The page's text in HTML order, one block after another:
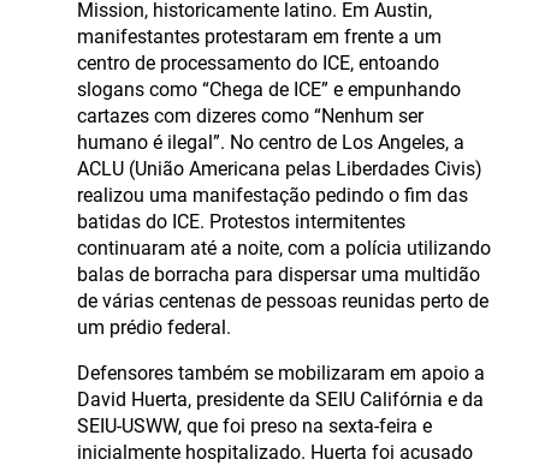
Mission, historicamente latino. Em Austin,
manifestantes protestaram em frente a um
centro de processamento do ICE, entoando
slogans como “Chega de ICE” e empunhando
cartazes com dizeres como “Nenhum ser
humano é ilegal”. No centro de Los Angeles, a
ACLU (União Americana pelas Liberdades Civis)
realizou uma manifestação pedindo o fim das
batidas do ICE. Protestos intermitentes
continuaram até a noite, com a polícia utilizando
balas de borracha para dispersar uma multidão
de várias centenas de pessoas reunidas perto de
um prédio federal.
Defensores também se mobilizaram em apoio a
David Huerta, presidente da SEIU Califórnia e da
SEIU-USWW, que foi preso na sexta-feira e
inicialmente hospitalizado. Huerta foi acusado